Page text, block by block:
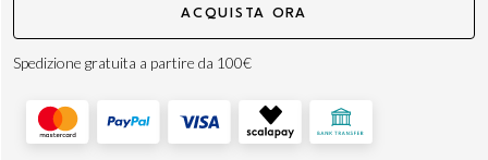
ACQUISTA ORA
Spedizione gratuita a partire da 100€